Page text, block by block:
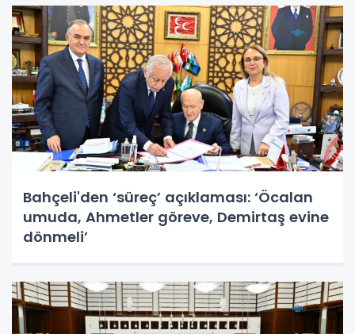
Bahçeli'den ‘süreç’ açıklaması: ‘Öcalan
umuda, Ahmetler göreve, Demirtaş evine
dönmeli’